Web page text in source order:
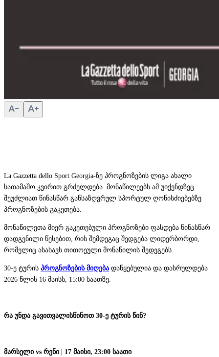
La Gazzetta dello Sport Georgia-ზე პროგნოზების ლიგა ახალი
სათამაშო კვირით გრძელდება. მონაწილეებს ამ უიქენდზეც
შეუძლიათ წინასწარ განსაზღვრულ სპორტულ ღონისძიებებზე
პროგნოზების გაკეთება.
მონაწილეთა მიერ გაკეთებული პროგნოზები ფასდება წინასწარ
დადგენილი წესებით, რის შემდეგაც შედგება ლიდერბორდი,
რომელიც ასახავს თითოეული მონაწილის შედეგებს.
30-ე ტურის პროგნოზების მიღება დაწყებულია და დასრულდება
2026 წლის 16 მაისს, 15:00 საათზე.
რა უნდა გავითვალისწინოთ 30-ე ტურის წინ?
მარსელი vs რენი | 17 მაისი, 23:00 საათი